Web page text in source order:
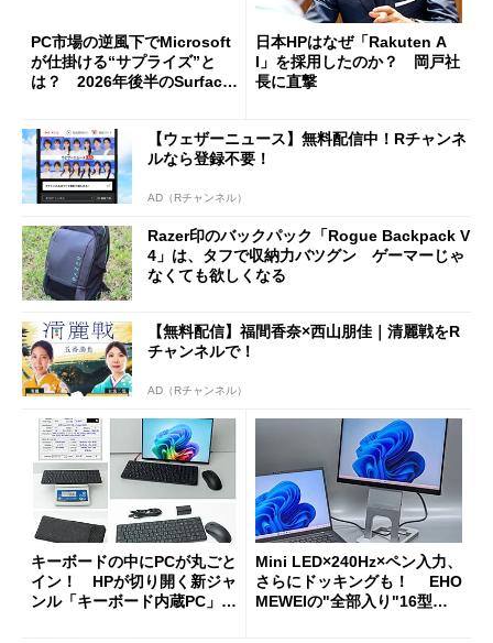
PC市場の逆風下でMicrosoft
が仕掛ける“サプライズ”と
は？ 2026年後半のSurface
日本HPはなぜ「Rakuten A
I」を採用したのか？ 岡戸社
長に直撃
【ウェザーニュース】無料配信中！Rチャンネ
ルなら登録不要！
AD（Rチャンネル）
Razer印のバックパック「Rogue Backpack V
4」は、タフで収納力バツグン ゲーマーじゃ
なくても欲しくなる
【無料配信】福間香奈×西山朋佳｜清麗戦をR
チャンネルで！
AD（Rチャンネル）
キーボードの中にPCが丸ごと
イン！ HPが切り開く新ジャ
ンル「キーボード内蔵PC」の
Mini LED×240Hz×ペン入力、
さらにドッキングも！ EHO
MEWEIの"全部入り"16型モ